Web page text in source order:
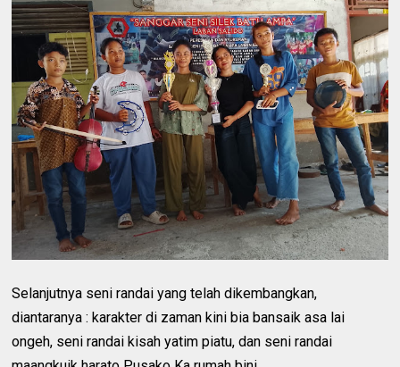
Selanjutnya seni randai yang telah dikembangkan,
diantaranya : karakter di zaman kini bia bansaik asa lai
ongeh, seni randai kisah yatim piatu, dan seni randai